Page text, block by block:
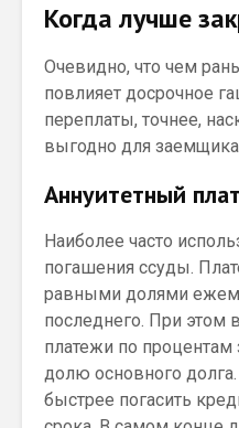
Когда лучше
Очевидно, что чем
повлияет досрочное
переплаты, точнее,
выгодно для
Аннуитетный
Наиболее часто
погашения ссуды.
равными долями
последнего. При этом
платежи по
долю основного
быстрее погасить